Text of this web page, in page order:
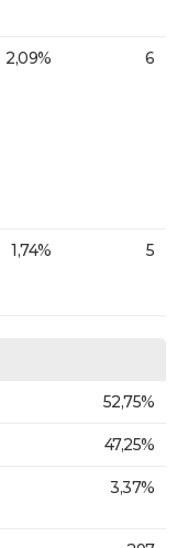
2,09% 6
1,74% 5
52,75%
47,25%
3,37%